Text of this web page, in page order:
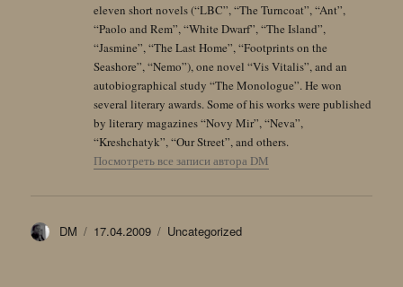
eleven short novels (“LBC”, “The Turncoat”, “Ant”,
“Paolo and Rem”, “White Dwarf”, “The Island”,
“Jasmine”, “The Last Home”, “Footprints on the
Seashore”, “Nemo”), one novel “Vis Vitalis”, and an
autobiographical study “The Monologue”. He won
several literary awards. Some of his works were published
by literary magazines “Novy Mir”, “Neva”,
“Kreshchatyk”, “Our Street”, and others.
Посмотреть все записи автора DM
Автор
DM Опубликовано
17.04.2009 Рубрики
Uncategorized